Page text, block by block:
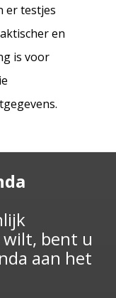
er testjes
en
is voor
wilt, bent u
aan het